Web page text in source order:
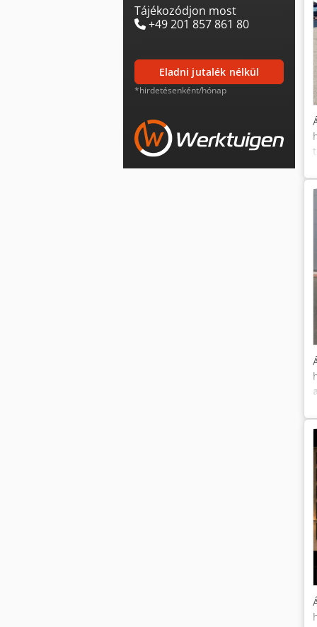
Tájékozódjon most
+49 201 857 861 80
eladni jutalék nélkül
*hirdetésenként/hónap